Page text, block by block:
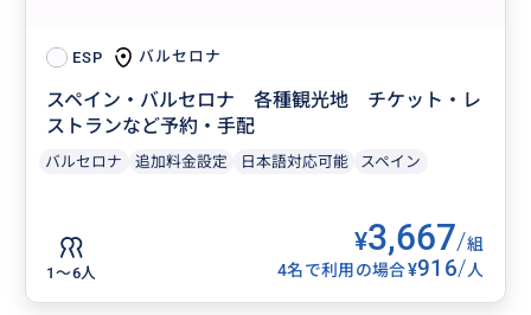
ESP バルセロナ
スペイン・バルセロナ 各種観光地 チケット・レ
ストランなど予約・手配
バルセロナ 追加料金設定 日本語対応可能 スペイン
1〜6人
¥3,667/組
4名で利用の場合¥916/人